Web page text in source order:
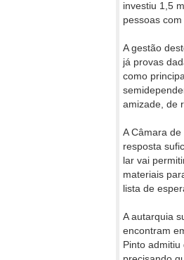
investiu 1,5
pessoas
A gestão
já provas
como
amizade, de
A Câmara
resposta
lar vai
materiais
lista de
A autarquia
encontram
Pinto